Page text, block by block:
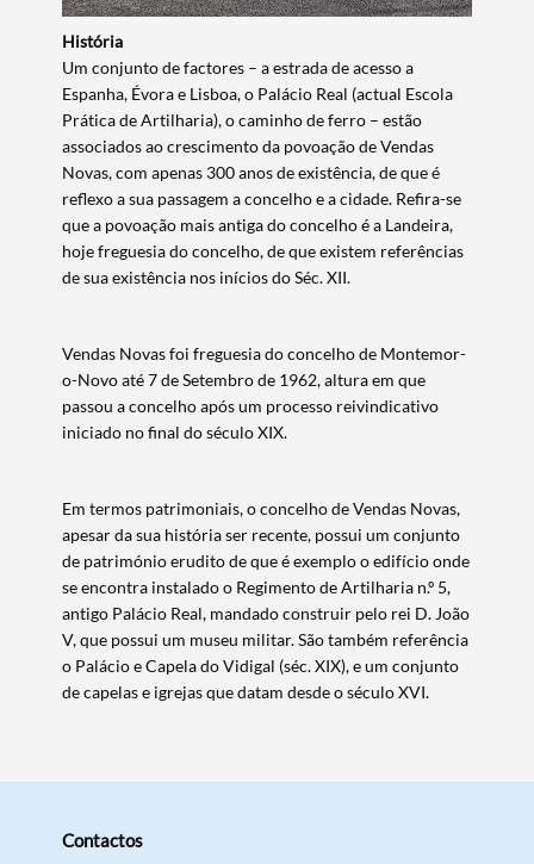
Filtros
História
Um conjunto de factores – a estrada de acesso a
Espanha, Évora e Lisboa, o Palácio Real (actual Escola
Prática de Artilharia), o caminho de ferro – estão
associados ao crescimento da povoação de Vendas
Novas, com apenas 300 anos de existência, de que é
reflexo a sua passagem a concelho e a cidade. Refira-se
que a povoação mais antiga do concelho é a Landeira,
hoje freguesia do concelho, de que existem referências
de sua existência nos inícios do Séc. XII.
Vendas Novas foi freguesia do concelho de Montemor-
o-Novo até 7 de Setembro de 1962, altura em que
passou a concelho após um processo reivindicativo
iniciado no final do século XIX.
Em termos patrimoniais, o concelho de Vendas Novas,
apesar da sua história ser recente, possui um conjunto
de património erudito de que é exemplo o edifício onde
se encontra instalado o Regimento de Artilharia n.º 5,
antigo Palácio Real, mandado construir pelo rei D. João
V, que possui um museu militar. São também referência
o Palácio e Capela do Vidigal (séc. XIX), e um conjunto
de capelas e igrejas que datam desde o século XVI.
Contactos